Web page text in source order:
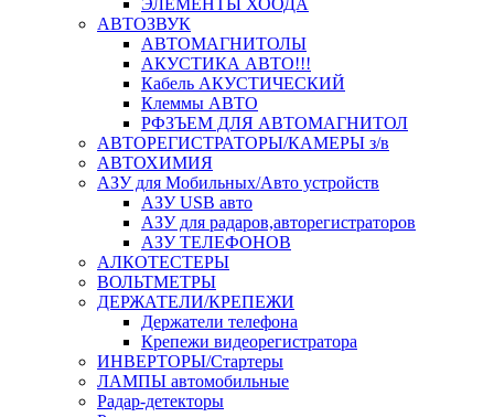
ЭЛЕМЕНТЫ ХООДА
АВТОЗВУК
АВТОМАГНИТОЛЫ
АКУСТИКА АВТО!!!
Кабель АКУСТИЧЕСКИЙ
Клеммы АВТО
РФЗЪЕМ ДЛЯ АВТОМАГНИТОЛ
АВТОРЕГИСТРАТОРЫ/КАМЕРЫ з/в
АВТОХИМИЯ
АЗУ для Мобильных/Авто устройств
АЗУ USB авто
АЗУ для радаров,авторегистраторов
АЗУ ТЕЛЕФОНОВ
АЛКОТЕСТЕРЫ
ВОЛЬТМЕТРЫ
ДЕРЖАТЕЛИ/КРЕПЕЖИ
Держатели телефона
Крепежи видеорегистратора
ИНВЕРТОРЫ/Стартеры
ЛАМПЫ автомобильные
Радар-детекторы